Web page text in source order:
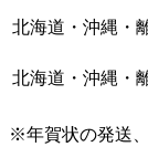
北海道・沖縄・
北海道・沖縄・
※年賀状の発送